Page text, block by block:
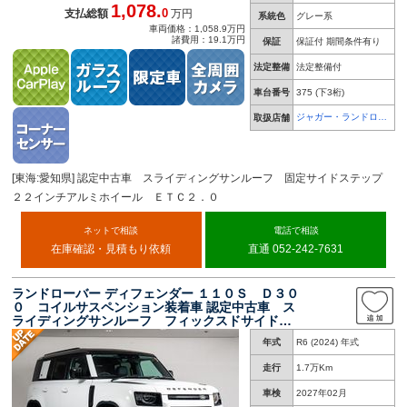
系統色 グレー系
保証 保証付 期間条件有り
法定整備 法定整備付
車台番号 375 (下3桁)
取扱店舗
ジャガー・ランドロー
バー 名古屋中央
支払総額1,078.0 万円
車両価格：1,058.9万円
諸費用：19.1万円
[東海:愛知県] 認定中古車 スライディングサンルーフ 固定サイドステップ
２２インチアルミホイール ＥＴＣ２．０
ネットで相談
在庫確認・見積もり依頼
電話で相談
直通 052-242-7631
ランドローバー ディフェンダー １１０Ｓ Ｄ３０
０ コイルサスペンション装着車 認定中古車 ス
ライディングサンルーフ フィックスドサイドス
テップ ブラックパック １９インチホイール
アダプティブクルーズコントロール 純正ナビ
ミ電動シート ＥＴＣ２．０
年式 R6 (2024) 年式
走行 1.7万Km
車検 2027年02月